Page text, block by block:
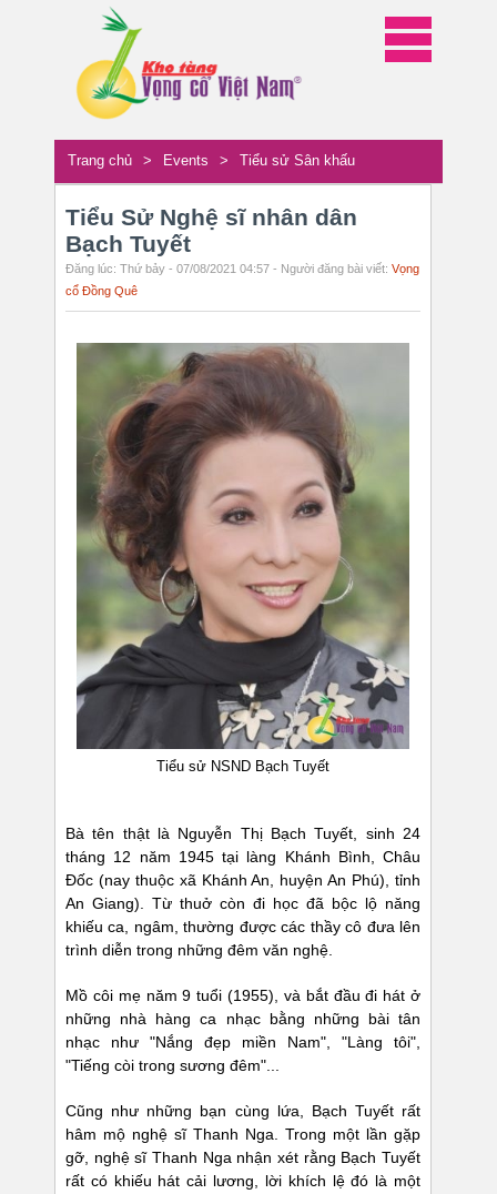
Trang chủ > Events > Tiểu sử Sân khấu
Tiểu Sử Nghệ sĩ nhân dân
Bạch Tuyết
Đăng lúc: Thứ bảy - 07/08/2021 04:57 - Người đăng bài viết: Vọng
cổ Đồng Quê
Tiểu sử NSND Bạch Tuyết
Bà tên thật là Nguyễn Thị Bạch Tuyết, sinh 24
tháng 12 năm 1945 tại làng Khánh Bình, Châu
Ðốc (nay thuộc xã Khánh An, huyện An Phú), tỉnh
An Giang). Từ thuở còn đi học đã bộc lộ năng
khiếu ca, ngâm, thường được các thầy cô đưa lên
trình diễn trong những đêm văn nghệ.
Mồ côi mẹ năm 9 tuổi (1955), và bắt đầu đi hát ở
những nhà hàng ca nhạc bằng những bài tân
nhạc như "Nắng đẹp miền Nam", "Làng tôi",
"Tiếng còi trong sương đêm"...
Cũng như những bạn cùng lứa, Bạch Tuyết rất
hâm mộ nghệ sĩ Thanh Nga. Trong một lần gặp
gỡ, nghệ sĩ Thanh Nga nhận xét rằng Bạch Tuyết
rất có khiếu hát cải lương, lời khích lệ đó là một